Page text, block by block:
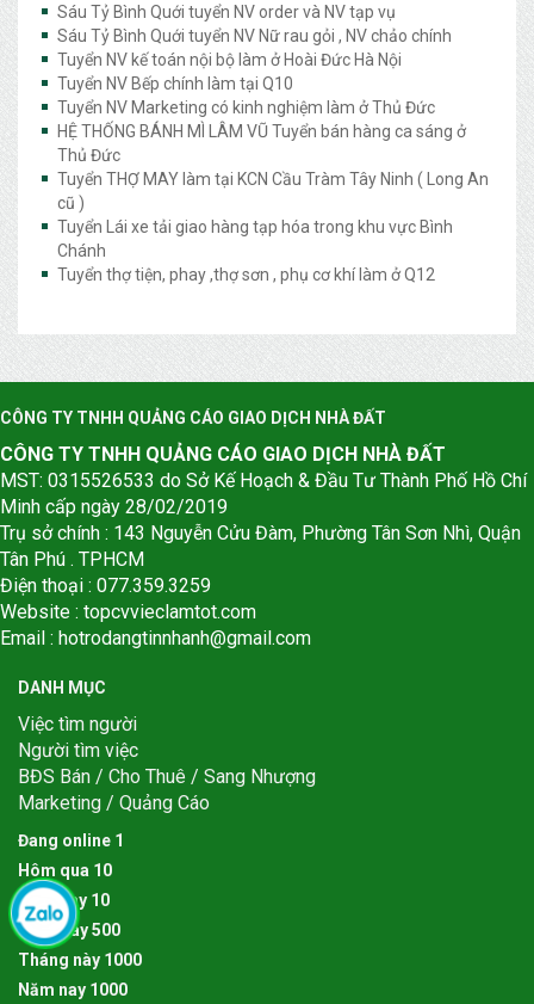
Sáu Tỷ Bình Quới tuyển NV order và NV tạp vụ
Sáu Tỷ Bình Quới tuyển NV Nữ rau gỏi , NV chảo chính
Tuyển NV kế toán nội bộ làm ở Hoài Đức Hà Nội
Tuyển NV Bếp chính làm tại Q10
Tuyển NV Marketing có kinh nghiệm làm ở Thủ Đức
HỆ THỐNG BÁNH MÌ LÂM VŨ Tuyển bán hàng ca sáng ở
Thủ Đức
Tuyển THỢ MAY làm tại KCN Cầu Tràm Tây Ninh ( Long An
cũ )
Tuyển Lái xe tải giao hàng tạp hóa trong khu vực Bình
Chánh
Tuyển thợ tiện, phay ,thợ sơn , phụ cơ khí làm ở Q12
CÔNG TY TNHH QUẢNG CÁO GIAO DỊCH NHÀ ĐẤT
CÔNG TY TNHH QUẢNG CÁO GIAO DỊCH NHÀ ĐẤT
MST: 0315526533 do Sở Kế Hoạch & Đầu Tư Thành Phố Hồ Chí
Minh cấp ngày 28/02/2019
Trụ sở chính : 143 Nguyễn Cửu Đàm, Phường Tân Sơn Nhì, Quận
Tân Phú . TPHCM
Điện thoại : 077.359.3259
Website : topcvvieclamtot.com
Email : hotrodangtinnhanh@gmail.com
DANH MỤC
Việc tìm người
Người tìm việc
BĐS Bán / Cho Thuê / Sang Nhượng
Marketing / Quảng Cáo
Đang online 1
Hôm qua 10
Hôm nay 10
Tuần này500
Tháng này 1000
Năm nay 1000